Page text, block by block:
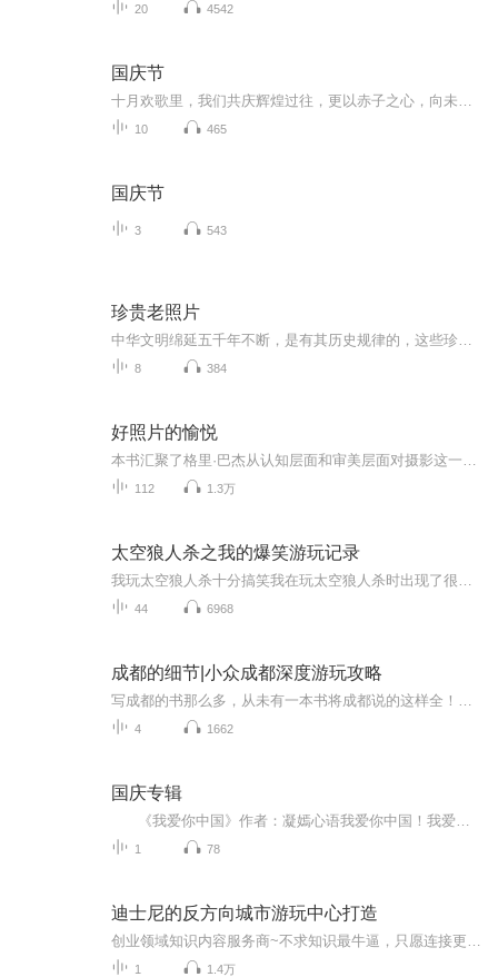
20 4542
国庆节
10 465
国庆节
3 543
珍贵老照片
8 384
好照片的愉悦
112 1.3万
太空狼人杀之我的爆笑游玩记录
44 6968
成都的细节|小众成都深度游玩攻略
4 1662
国庆专辑
1 78
迪士尼的反方向城市游玩中心打造
1 1.4万